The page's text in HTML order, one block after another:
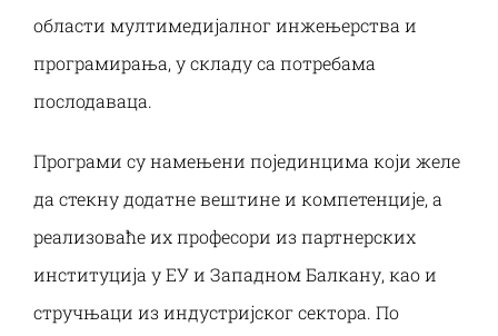
области мултимедијалног инжењерства и
програмирања, у складу са потребама
послодаваца.
Програми су намењени појединцима који желе
да стекну додатне вештине и компетенције, а
реализоваће их професори из партнерских
институција у ЕУ и Западном Балкану, као и
стручњаци из индустријског сектора. По